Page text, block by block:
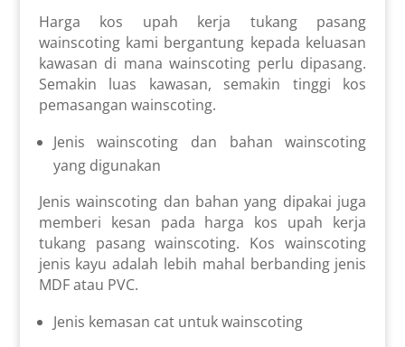
Harga kos upah kerja tukang pasang
wainscoting kami bergantung kepada keluasan
kawasan di mana wainscoting perlu dipasang.
Semakin luas kawasan, semakin tinggi kos
pemasangan wainscoting.
Jenis wainscoting dan bahan wainscoting
yang digunakan
Jenis wainscoting dan bahan yang dipakai juga
memberi kesan pada harga kos upah kerja
tukang pasang wainscoting. Kos wainscoting
jenis kayu adalah lebih mahal berbanding jenis
MDF atau PVC.
Jenis kemasan cat untuk wainscoting